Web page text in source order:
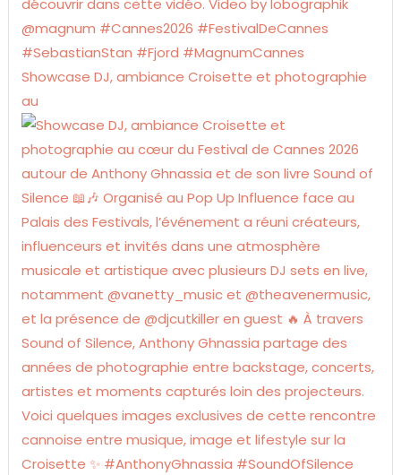
Showcase DJ, ambiance Croisette et photographie
au